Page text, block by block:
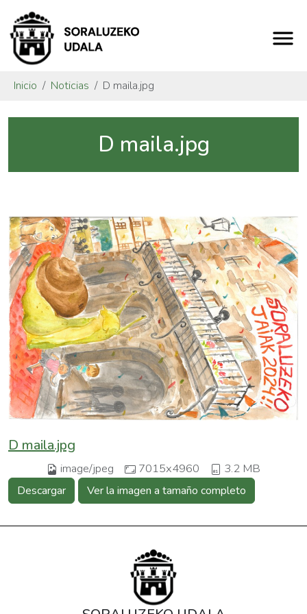
Inicio Noticias D maila.jpg
D maila.jpg
D maila.jpg
image/jpeg 7015x4960 3.2 MB
Descargar Ver la imagen a tamaño completo